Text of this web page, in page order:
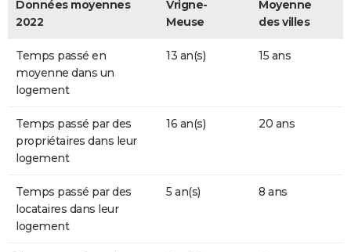
Données moyennes
2022
Vrigne-
Meuse
Moyenne
des villes
Temps passé en
moyenne dans un
logement
13 an(s) 15 ans
Temps passé par des
propriétaires dans leur
logement
16 an(s) 20 ans
Temps passé par des
locataires dans leur
logement
5 an(s) 8 ans